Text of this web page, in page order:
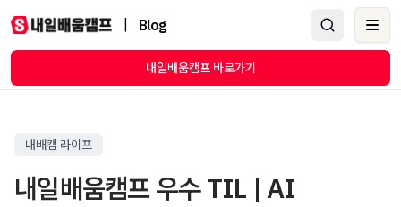
Blog
내일배움캠프 바로가기
내배캠 라이프
내일배움캠프 우수 TIL | AI